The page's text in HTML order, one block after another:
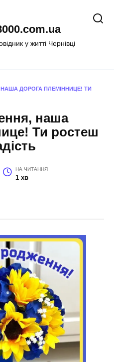
у житті Чернівці
ДОРОГА ПЛЕМІННИЦЕ! ТИ
наша
Ти ростеш
НА ЧИТАННЯ
1 хв